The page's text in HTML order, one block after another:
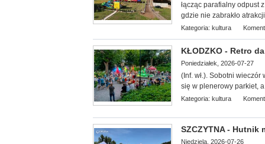
łącząc parafialny odpust
gdzie nie zabrakło
Kategoria: kultura
KŁODZKO - Retro
Poniedziałek, 2026-07-27
(Inf. wł.). Sobotni wieczór
się w plenerowy parkiet,
Kategoria: kultura
SZCZYTNA - Hutnik
Niedziela, 2026-07-26